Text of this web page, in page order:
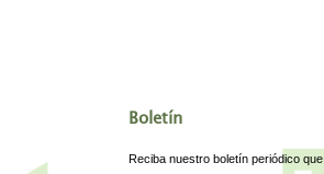
Boletín
Reciba nuestro boletín periódico que